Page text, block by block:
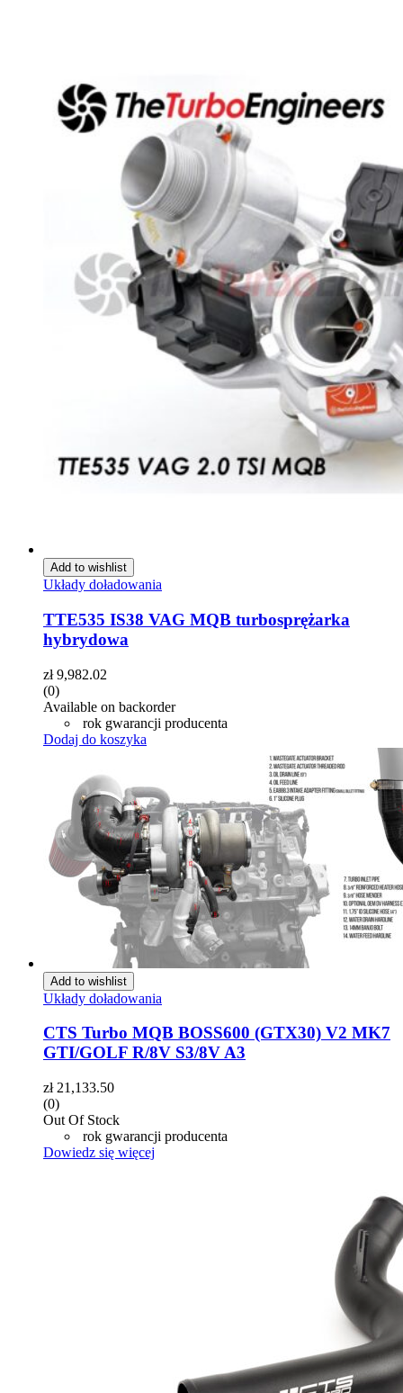
Add to wishlist
Układy doładowania
TTE535 IS38 VAG MQB turbosprężarka
hybrydowa
zł9,982.02
(0)
Available on backorder
rok gwarancji producenta
Dodaj do koszyka
Add to wishlist
Układy doładowania
CTS Turbo MQB BOSS600 (GTX30) V2 MK7
GTI/GOLF R/8V S3/8V A3
zł21,133.50
(0)
Out Of Stock
rok gwarancji producenta
Dowiedz się więcej